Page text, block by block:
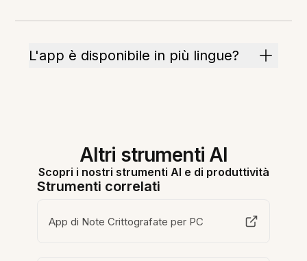
L'app è disponibile in più lingue?
Altri strumenti AI
Scopri i nostri strumenti AI e di produttività
Strumenti correlati
App di Note Crittografate per PC